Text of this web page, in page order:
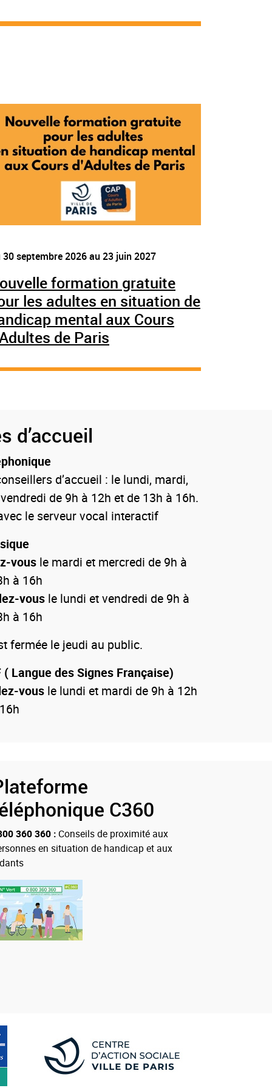
30 septembre 2026 au 23 juin 2027
formation gratuite
les adultes en situation de
mental aux Cours
de Paris
d’accueil
d’accueil : le lundi, mardi,
de 9h à 12h et de 13h à 16h.
le serveur vocal interactif
vous le mardi et mercredi de 9h à
à 16h
vousle lundi et vendredi de 9h à
à 16h
fermée le jeudi au public.
( Langue des Signes Française)
vousle lundi et mardi de 9h à 12h
C360
360 360 : Conseils de proximité aux
en situation de handicap et aux